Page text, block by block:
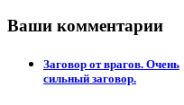
Ваши комментарии
Заговор от врагов. Очень
сильный заговор.